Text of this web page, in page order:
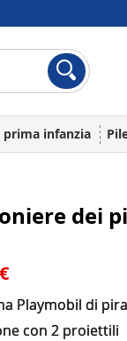
prima infanzia
dei
Playmobil di
con 2 proiettili